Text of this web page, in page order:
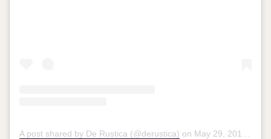
A post shared by De Rustica (@derustica) on May 29, 2019 at 12:47pm PDT